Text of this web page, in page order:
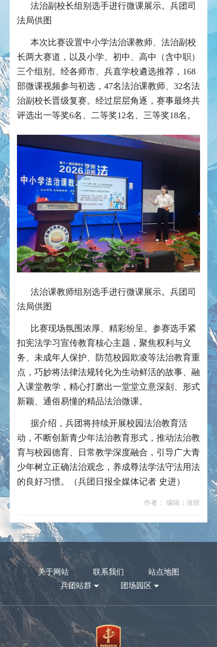
法治副校长组别选手进行微课展示。兵团司
法局供图
本次比赛设置中小学法治课教师、法治副校
长两大赛道，以及小学、初中、高中（含中职）
三个组别。经各师市、兵直学校遴选推荐，168
部微课视频参与初选，47名法治课教师、32名法
治副校长晋级复赛。经过层层角逐，赛事最终共
评选出一等奖6名、二等奖12名、三等奖18名。
法治课教师组别选手进行微课展示。兵团司
法局供图
比赛现场氛围浓厚、精彩纷呈。参赛选手紧
扣宪法学习宣传教育核心主题，聚焦权利与义
务、未成年人保护、防范校园欺凌等法治教育重
点，巧妙将法律法规转化为生动鲜活的故事、融
入课堂教学，精心打磨出一堂堂立意深刻、形式
新颖、通俗易懂的精品法治微课。
据介绍，兵团将持续开展校园法治教育活
动，不断创新青少年法治教育形式，推动法治教
育与校园德育、日常教学深度融合，引导广大青
少年树立正确法治观念，养成尊法学法守法用法
的良好习惯。（兵团日报全媒体记者 史进）
作者： 编辑：张煜
关于网站 联系我们
站点地图
兵团站群
团场园区